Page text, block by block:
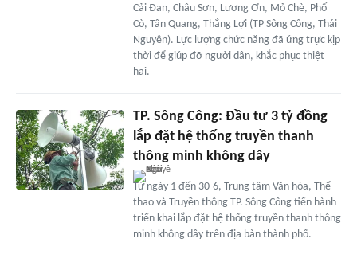
Cải Đan, Châu Sơn, Lương Ơn, Mỏ Chè, Phố
Cò, Tân Quang, Thắng Lợi (TP Sông Công, Thái
Nguyên). Lực lượng chức năng đã ứng trực kịp
thời để giúp đỡ người dân, khắc phục thiệt
hại.
TP. Sông Công: Đầu tư 3 tỷ đồng
lắp đặt hệ thống truyền thanh
thông minh không dây
Từ ngày 1 đến 30-6, Trung tâm Văn hóa, Thể
thao và Truyền thông TP. Sông Công tiến hành
triển khai lắp đặt hệ thống truyền thanh thông
minh không dây trên địa bàn thành phố.